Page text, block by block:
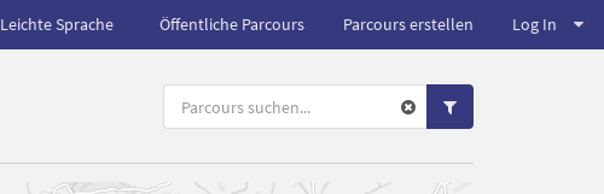
Leichte Sprache Öffentliche Parcours Parcours erstellen Log In